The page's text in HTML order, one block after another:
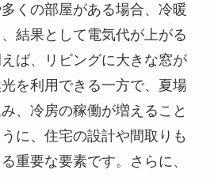
くの部屋がある場合、冷暖
結果として電気代が上がる
ば、リビングに大きな窓が
を利用できる一方で、夏場
、冷房の稼働が増えること
に、住宅の設計や間取りも
重要な要素です。さらに、